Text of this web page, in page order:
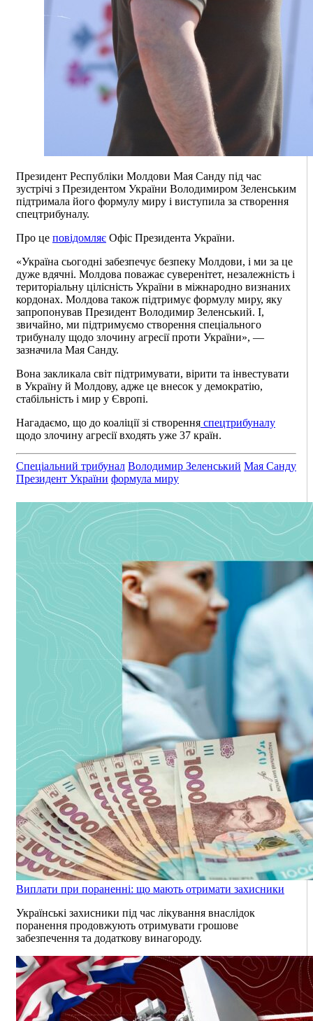
Президент Республіки Молдови Мая Санду під час
зустрічі з Президентом України Володимиром Зеленським
підтримала його формулу миру і виступила за створення
спецтрибуналу.
Про це повідомляє Офіс Президента України.
«Україна сьогодні забезпечує безпеку Молдови, і ми за це
дуже вдячні. Молдова поважає суверенітет, незалежність і
територіальну цілісність України в міжнародно визнаних
кордонах. Молдова також підтримує формулу миру, яку
запропонував Президент Володимир Зеленський. І,
звичайно, ми підтримуємо створення спеціального
трибуналу щодо злочину агресії проти України», —
зазначила Мая Санду.
Вона закликала світ підтримувати, вірити та інвестувати
в Україну й Молдову, адже це внесок у демократію,
стабільність і мир у Європі.
Нагадаємо, що до коаліції зі створення спецтрибуналу
щодо злочину агресії входять уже 37 країн.
Cпеціальний трибунал Володимир Зеленський Мая Санду
Президент України формула миру
Виплати при пораненні: що мають отримати захисники
Українські захисники під час лікування внаслідок
поранення продовжують отримувати грошове
забезпечення та додаткову винагороду.